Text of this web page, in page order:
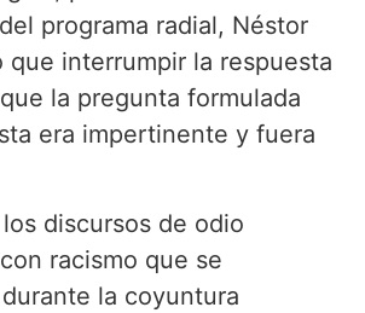
programa radial, Néstor
que interrumpir la respuesta
la pregunta formulada
era impertinente y fuera
discursos de odio
racismo que se
la coyuntura